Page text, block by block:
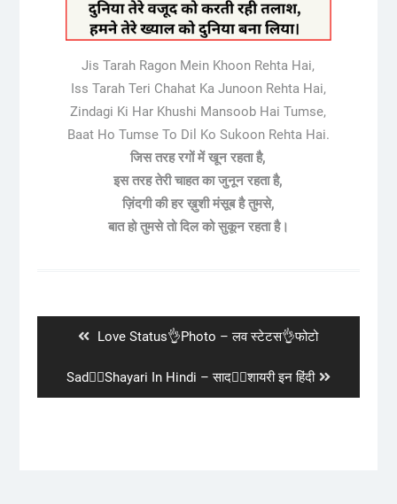
Jis Tarah Ragon Mein Khoon Rehta Hai,
Iss Tarah Teri Chahat Ka Junoon Rehta Hai,
Zindagi Ki Har Khushi Mansoob Hai Tumse,
Baat Ho Tumse To Dil Ko Sukoon Rehta Hai.
जिस तरह रगों में खून रहता है,
इस तरह तेरी चाहत का जुनून रहता है,
ज़िंदगी की हर ख़ुशी मंसूब है तुमसे,
बात हो तुमसे तो दिल को सुकून रहता है।
Previous
Love Status👌Photo – लव स्टेटस👌फोटो
Next
post:
Sad😮‍💨Shayari In Hindi – साद😮‍💨शायरी इन हिंदी